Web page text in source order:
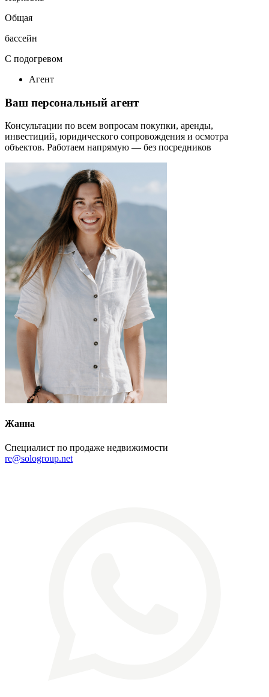
Общая
бассейн
С подогревом
Агент
Ваш персональный агент
Консультации по всем вопросам покупки, аренды,
инвестиций, юридического сопровождения и осмотра
объектов. Работаем напрямую — без посредников
Жанна
Специалист по продаже недвижимости
re@sologroup.net